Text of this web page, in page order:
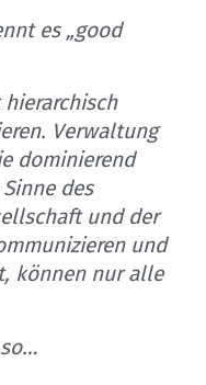
es „good
Verwaltung
dominierend
des
und der
und
können nur alle